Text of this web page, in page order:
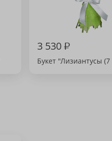
3 530₽
Букет "Лизиантусы